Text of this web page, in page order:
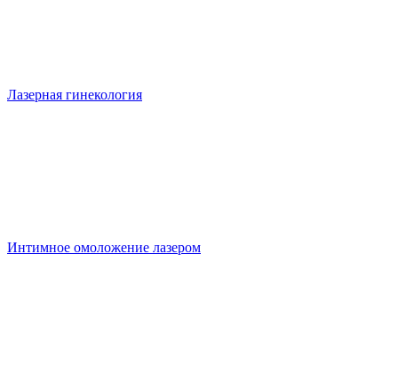
Лазерная гинекология
Интимное омоложение лазером